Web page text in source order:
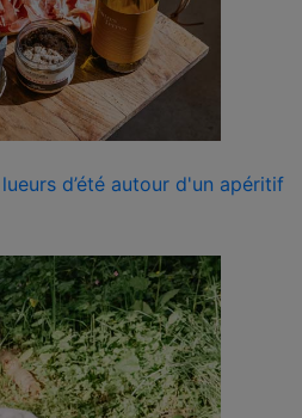
d’été autour d'un apéritif